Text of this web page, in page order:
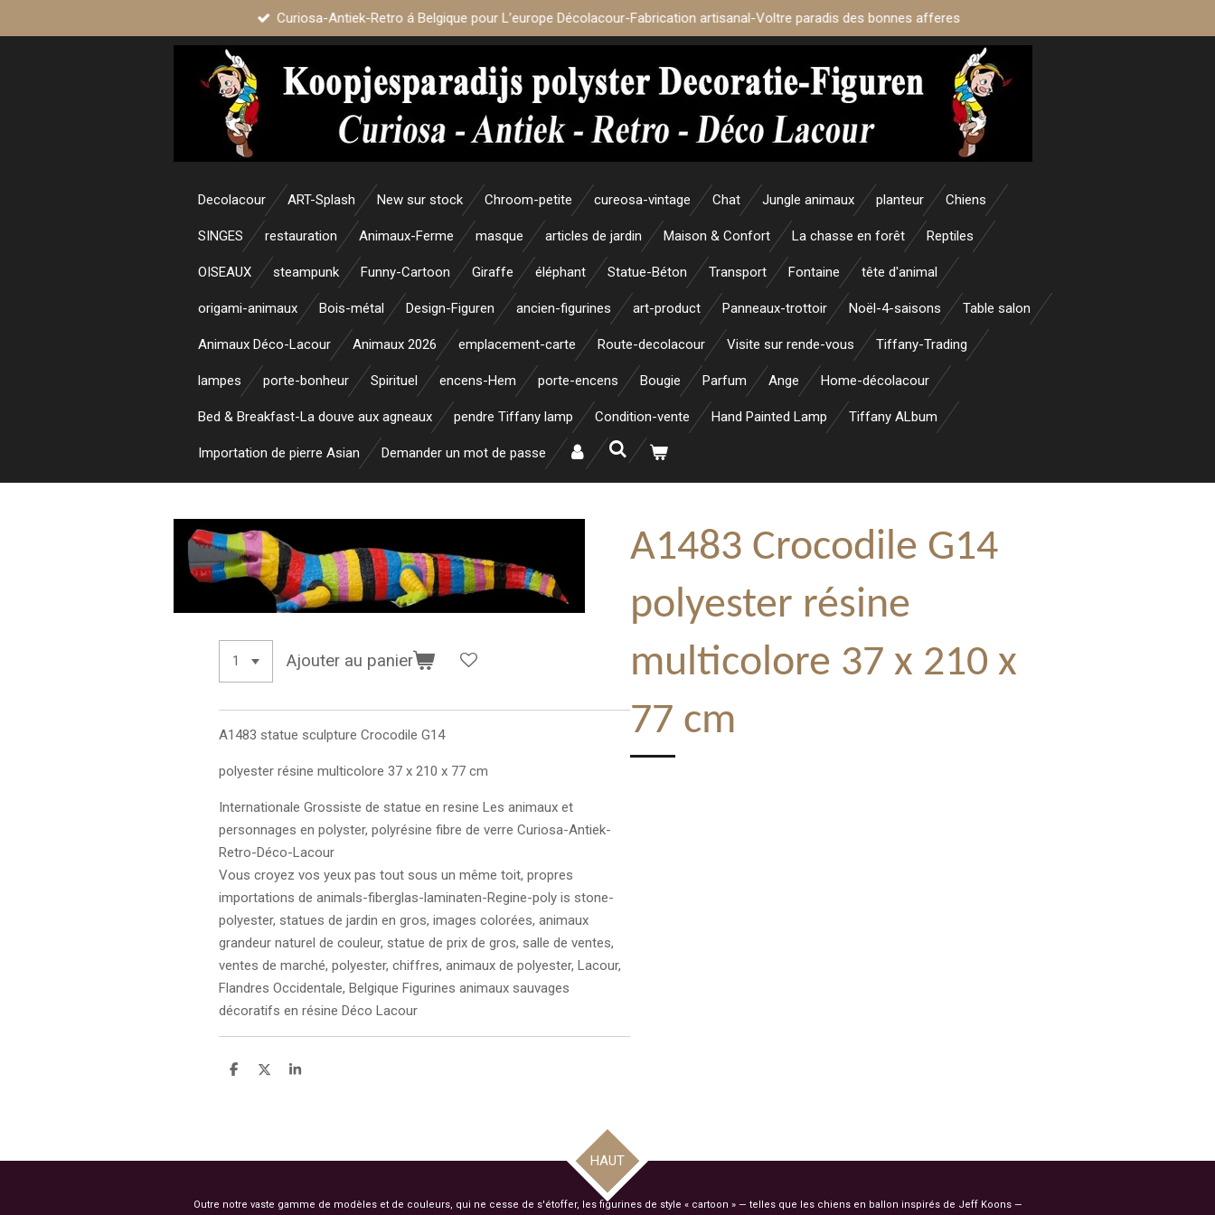
Curiosa-Antiek-Retro á Belgique pour L’europe Décolacour-Fabrication artisanal-Voltre paradis des bonnes afferes
Decolacour ART-Splash New sur stock Chroom-petite cureosa-vintage Chat Jungle animaux planteur Chiens
SINGES restauration Animaux-Ferme masque articles de jardin Maison & Confort La chasse en forêt Reptiles
OISEAUX steampunk Funny-Cartoon Giraffe éléphant Statue-Béton Transport Fontaine tête d'animal
origami-animaux Bois-métal Design-Figuren ancien-figurines art-product Panneaux-trottoir Noël-4-saisons Table salon
Animaux Déco-Lacour Animaux 2026 emplacement-carte Route-decolacour Visite sur rende-vous Tiffany-Trading
lampes porte-bonheur Spirituel encens-Hem porte-encens Bougie Parfum Ange Home-décolacour
Bed & Breakfast-La douve aux agneaux pendre Tiffany lamp Condition-vente Hand Painted Lamp Tiffany ALbum
Importation de pierre Asian Demander un mot de passe
A1483 Crocodile G14
polyester résine
multicolore 37 x 210 x
77 cm
Ajouter au panier
A1483 statue sculpture Crocodile G14
polyester résine multicolore 37 x 210 x 77 cm
Internationale Grossiste de statue en resine Les animaux et
personnages en polyster, polyrésine fibre de verre Curiosa-Antiek-
Retro-Déco-Lacour
Vous croyez vos yeux pas tout sous un même toit, propres
importations de animals-fiberglas-laminaten-Regine-poly is stone-
polyester, statues de jardin en gros, images colorées, animaux
grandeur naturel de couleur, statue de prix de gros, salle de ventes,
ventes de marché, polyester, chiffres, animaux de polyester, Lacour,
Flandres Occidentale, Belgique Figurines animaux sauvages
décoratifs en résine Déco Lacour
P
P
P
HAUT
Outre notre vaste gamme de modèles et de couleurs, qui ne cesse de s'étoffer, les figurines de style « cartoon » — telles que les chiens en ballon inspirés de Jeff Koons —